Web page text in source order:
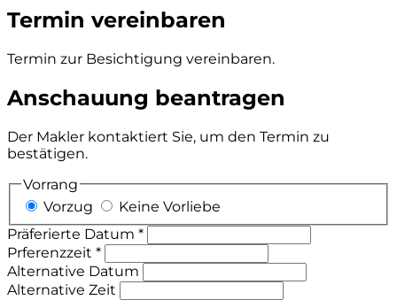
Termin vereinbaren
Termin zur Besichtigung vereinbaren.
Anschauung beantragen
Der Makler kontaktiert Sie, um den Termin zu
bestätigen.
Vorrang
Vorzug
Keine Vorliebe
Präferierte Datum *
Prferenzzeit *
Alternative Datum
Alternative Zeit